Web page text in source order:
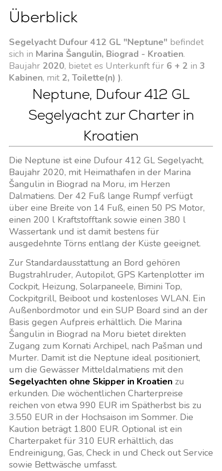
Überblick
Segelyacht Dufour 412 GL "Neptune" befindet
sich in Marina Šangulin, Biograd - Kroatien.
Baujahr 2020, bietet es Unterkunft für 6 + 2 in 3
Kabinen, mit 2, Toilette(n) ).
Neptune, Dufour 412 GL
Segelyacht zur Charter in
Kroatien
Die Neptune ist eine Dufour 412 GL Segelyacht,
Baujahr 2020, mit Heimathafen in der Marina
Šangulin in Biograd na Moru, im Herzen
Dalmatiens. Der 42 Fuß lange Rumpf verfügt
über eine Breite von 14 Fuß, einen 50 PS Motor,
einen 200 l Kraftstofftank sowie einen 380 l
Wassertank und ist damit bestens für
ausgedehnte Törns entlang der Küste geeignet.
Zur Standardausstattung an Bord gehören
Bugstrahlruder, Autopilot, GPS Kartenplotter im
Cockpit, Heizung, Solarpaneele, Bimini Top,
Cockpitgrill, Beiboot und kostenloses WLAN. Ein
Außenbordmotor und ein SUP Board sind an der
Basis gegen Aufpreis erhältlich. Die Marina
Šangulin in Biograd na Moru bietet direkten
Zugang zum Kornati Archipel, nach Pašman und
Murter. Damit ist die Neptune ideal positioniert,
um die Gewässer Mitteldalmatiens mit den
Segelyachten ohne Skipper in Kroatienzu
erkunden. Die wöchentlichen Charterpreise
reichen von etwa 990 EUR im Spätherbst bis zu
3.550 EUR in der Hochsaison im Sommer. Die
Kaution beträgt 1.800 EUR. Optional ist ein
Charterpaket für 310 EUR erhältlich, das
Endreinigung, Gas, Check in und Check out Service
sowie Bettwäsche umfasst.